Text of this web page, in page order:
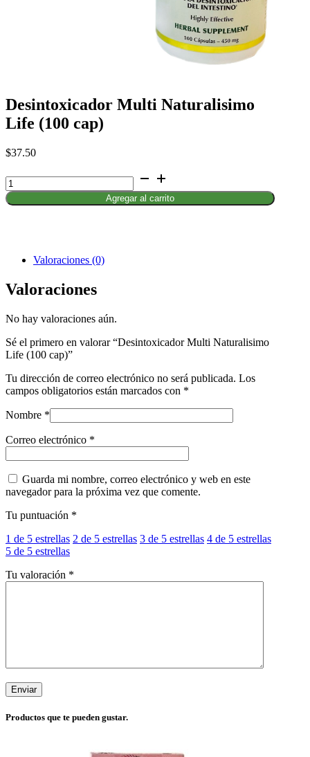
Desintoxicador Multi Naturalisimo
Life (100 cap)
$37.50
Desintoxicador
Multi
Naturalisimo
Agregar al carrito
Valoraciones (0)
Valoraciones
No hay valoraciones aún.
Sé el primero en valorar “Desintoxicador Multi Naturalisimo
Life (100 cap)”
Tu dirección de correo electrónico no será publicada. Los
campos obligatorios están marcados con *
Nombre *
Correo electrónico *
Guarda mi nombre, correo electrónico y web en este
navegador para la próxima vez que comente.
Tu puntuación *
1 de 5 estrellas 2 de 5 estrellas 3 de 5 estrellas 4 de 5 estrellas
5 de 5 estrellas
Tu valoración *
Productos que te pueden gustar.